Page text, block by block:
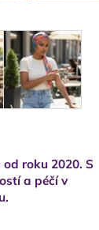
roku 2020. S
a péčí v